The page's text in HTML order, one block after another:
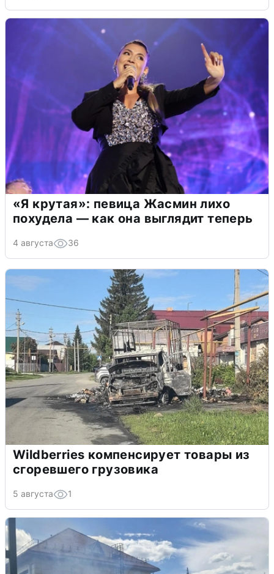
«Я крутая»: певица Жасмин лихо
похудела — как она выглядит теперь
4 августа 36
Wildberries компенсирует товары из
сгоревшего грузовика
5 августа 1